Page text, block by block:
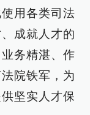
用各类司法
成就人才的
务精湛、作
院铁军，为
坚实人才保